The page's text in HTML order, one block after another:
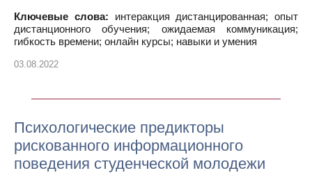
Ключевые слова: интеракция дистанцированная; опыт
дистанционного обучения; ожидаемая коммуникация;
гибкость времени; онлайн курсы; навыки и умения
03.08.2022
Психологические предикторы
рискованного информационного
поведения студенческой молодежи